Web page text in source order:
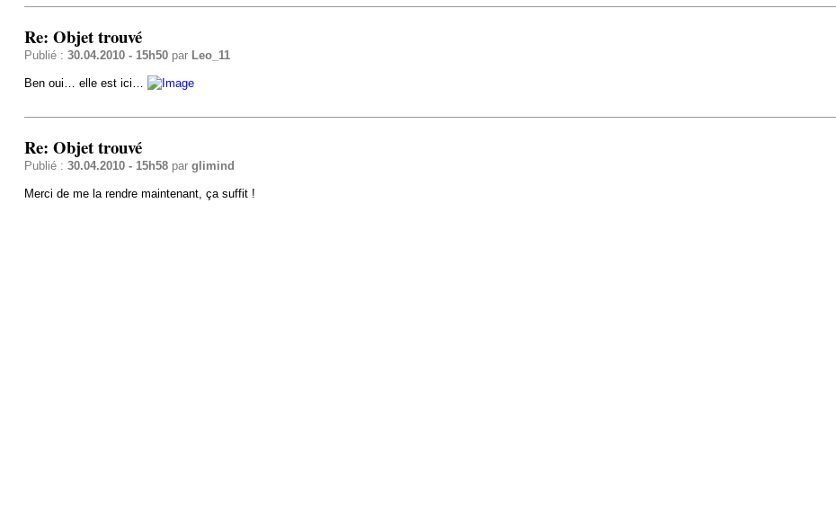
Re: Objet trouvé
Publié : 30.04.2010 - 15h50par Leo_11
Ben oui… elle est ici…
Re: Objet trouvé
Publié : 30.04.2010 - 15h58par glimind
Merci de me la rendre maintenant, ça suffit !